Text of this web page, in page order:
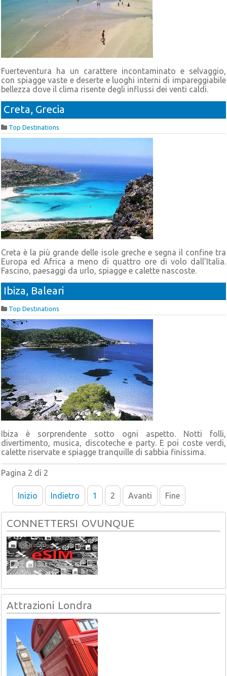
Fuerteventura ha un carattere incontaminato e selvaggio,
con spiagge vaste e deserte e luoghi interni di impareggiabile
bellezza dove il clima risente degli influssi dei venti caldi.
Creta, Grecia
Top Destinations
Creta è la più grande delle isole greche e segna il confine tra
Europa ed Africa a meno di quattro ore di volo dall'Italia.
Fascino, paesaggi da urlo, spiagge e calette nascoste.
Ibiza, Baleari
Top Destinations
Ibiza è sorprendente sotto ogni aspetto. Notti folli,
divertimento, musica, discoteche e party. E poi coste verdi,
calette riservate e spiagge tranquille di sabbia finissima.
Pagina 2 di 2
Inizio Indietro 1 2 Avanti Fine
CONNETTERSI OVUNQUE
Attrazioni Londra